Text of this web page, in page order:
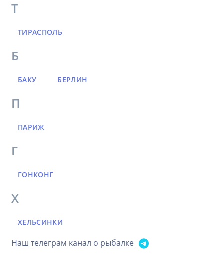
Т
ТИРАСПОЛЬ
Б
БАКУ БЕРЛИН
П
ПАРИЖ
Г
ГОНКОНГ
Х
ХЕЛЬСИНКИ
Наш телеграм канал о рыбалке